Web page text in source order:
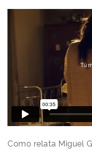
Como relata Miguel